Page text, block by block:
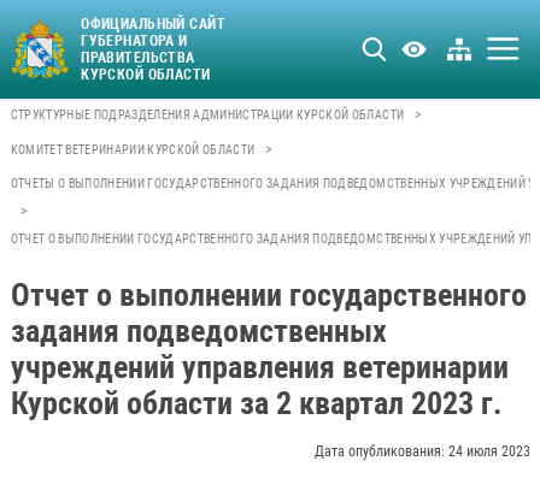
ОФИЦИАЛЬНЫЙ САЙТ
ГУБЕРНАТОРА И
ПРАВИТЕЛЬСТВА
КУРСКОЙ ОБЛАСТИ
СТРУКТУРНЫЕ ПОДРАЗДЕЛЕНИЯ АДМИНИСТРАЦИИ КУРСКОЙ ОБЛАСТИ >
КОМИТЕТ ВЕТЕРИНАРИИ КУРСКОЙ ОБЛАСТИ >
ОТЧЕТЫ О ВЫПОЛНЕНИИ ГОСУДАРСТВЕННОГО ЗАДАНИЯ ПОДВЕДОМСТВЕННЫХ УЧРЕЖДЕНИЙ
>
ОТЧЕТ О ВЫПОЛНЕНИИ ГОСУДАРСТВЕННОГО ЗАДАНИЯ ПОДВЕДОМСТВЕННЫХ УЧРЕЖДЕНИЙ
Отчет о выполнении государственного
задания подведомственных
учреждений управления ветеринарии
Курской области за 2 квартал 2023 г.
Дата опубликования: 24 июля 2023